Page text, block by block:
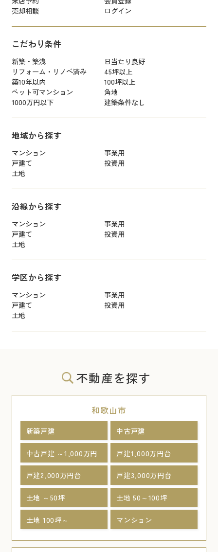
売却相談
ログイン
こだわり条件
新築・築浅
日当たり良好
リフォーム・リノベ済み
45坪以上
築10年以内
100坪以上
ペット可マンション
角地
1000万円以下
建築条件なし
地域から探す
マンション
事業用
戸建て
投資用
土地
沿線から探す
マンション
事業用
戸建て
投資用
土地
学区から探す
マンション
事業用
戸建て
投資用
土地
不動産を探す
和歌山市
新築戸建 中古戸建
中古戸建 ～1,000万円 戸建1,000万円台
戸建2,000万円台 戸建3,000万円台
土地 ～50坪 土地 50～100坪
土地 100坪～ マンション